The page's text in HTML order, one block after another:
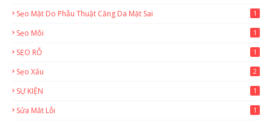
Sẹo Mặt Do Phẫu Thuật Căng Da Mặt Sai 1
Sẹo Môi 1
SẸO RỖ 1
Sẹo Xấu 2
SỰ KIỆN 1
Sửa Mắt Lỗi 1